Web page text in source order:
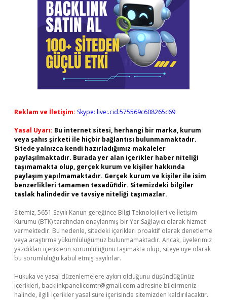
Reklam ve İletişim: Skype: live:.cid.575569c608265c69
Yasal Uyarı: Bu internet sitesi, herhangi bir marka, kurum
veya şahıs şirketi ile hiçbir bağlantısı bulunmamaktadır.
Sitede yalnızca kendi hazırladığımız makaleler
paylaşılmaktadır. Burada yer alan içerikler haber niteliği
taşımamakta olup, gerçek kurum ve kişiler hakkında
paylaşım yapılmamaktadır. Gerçek kurum ve kişiler ile isim
benzerlikleri tamamen tesadüfidir. Sitemizdeki bilgiler
taslak halindedir ve tavsiye niteliği taşımazlar.
Sitemiz, 5651 Sayılı Kanun gereğince Bilgi Teknolojileri ve İletişim
Kurumu (BTK) tarafından onaylanmış bir Yer Sağlayıcı olarak hizmet
vermektedir. Bu nedenle, sitedeki içerikleri proaktif olarak denetleme
veya araştırma yükümlülüğümüz bulunmamaktadır. Ancak, üyelerimiz
yazdıkları içeriklerin sorumluluğunu taşımakta olup, siteye üye olarak
bu sorumluluğu kabul etmiş sayılırlar.
Hukuka ve yasal düzenlemelere aykırı olduğunu düşündüğünüz
içerikleri, backlinkpanelicomtr@gmail.com adresine bildirmeniz
halinde, ilgili içerikler yasal süre içerisinde sitemizden kaldırılacaktır.